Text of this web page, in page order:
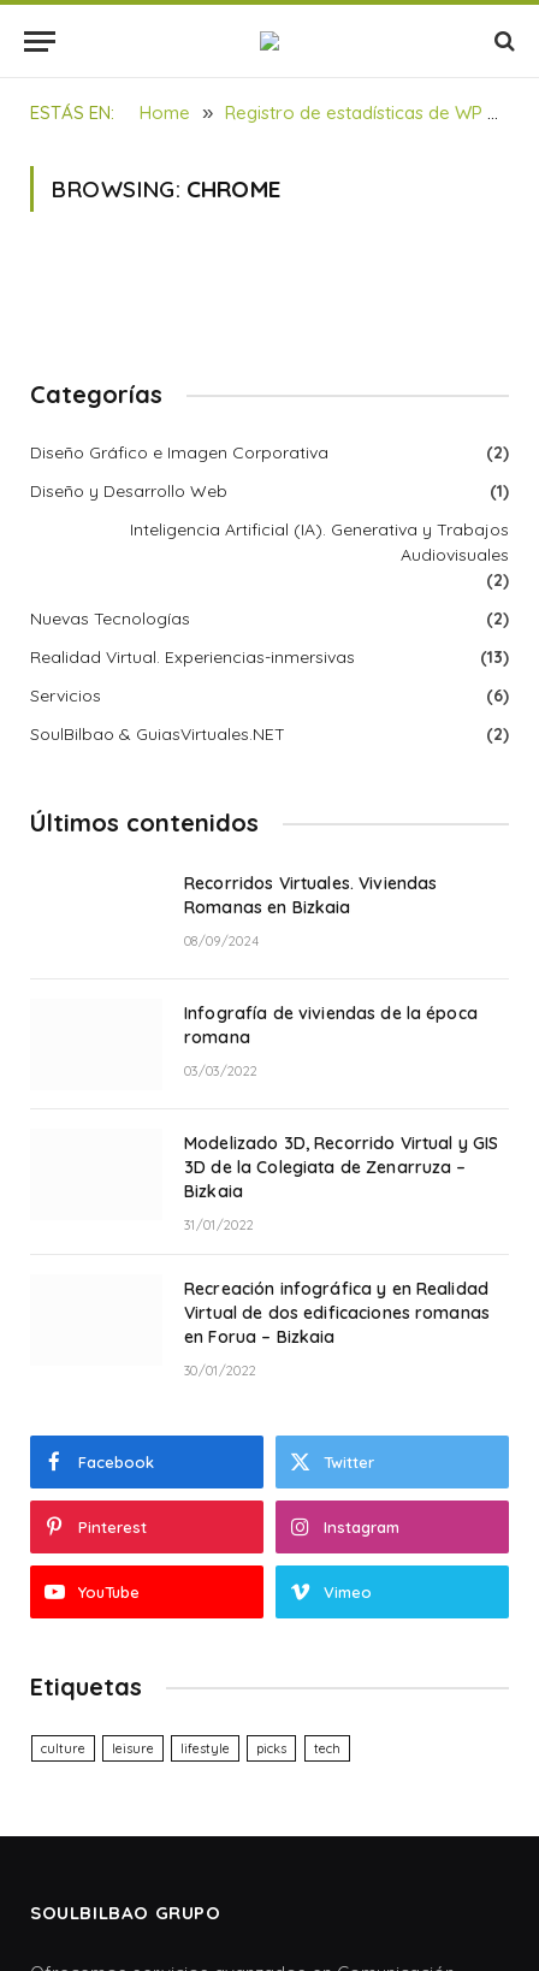
ESTÁS EN: Home » Registro de estadísticas de WP Accessibility
BROWSING: CHROME
Categorías
Diseño Gráfico e Imagen Corporativa
(2)
Diseño y Desarrollo Web
(1)
Inteligencia Artificial (IA). Generativa y Trabajos
Audiovisuales
(2)
Nuevas Tecnologías
(2)
Realidad Virtual. Experiencias-inmersivas
(13)
Servicios
(6)
SoulBilbao & GuiasVirtuales.NET
(2)
Últimos contenidos
Recorridos Virtuales. Viviendas
Romanas en Bizkaia
08/09/2024
Infografía de viviendas de la época
romana
03/03/2022
Modelizado 3D, Recorrido Virtual y GIS
3D de la Colegiata de Zenarruza –
Bizkaia
31/01/2022
Recreación infográfica y en Realidad
Virtual de dos edificaciones romanas
en Forua – Bizkaia
30/01/2022
Facebook Twitter
Pinterest Instagram
YouTube Vimeo
Etiquetas
culture leisure lifestyle picks tech
SOULBILBAO GRUPO